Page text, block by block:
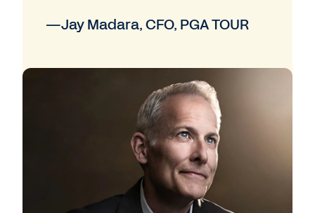
—Jay Madara, CFO, PGA TOUR